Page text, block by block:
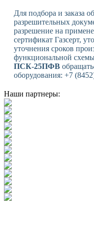
Для подбора и заказа
разрешительных
разрешение на
сертификат Газсерт,
уточнения сроков
функциональной
ПСК-25ПФВ
оборудования: +7
Наши партнеры: